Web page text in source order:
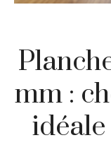
mm :